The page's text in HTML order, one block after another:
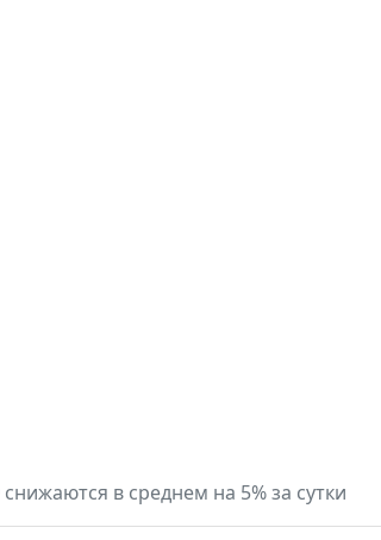
в среднем на 5% за сутки